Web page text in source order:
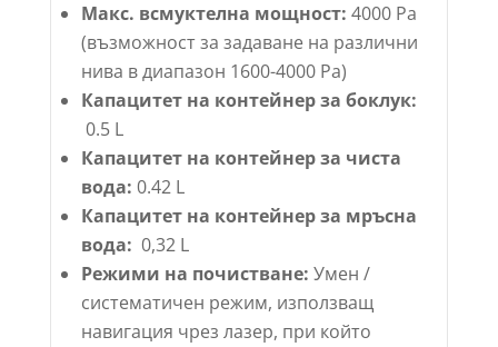
Макс. всмуктелна мощност: 4000 Pa
(възможност за задаване на различни
нива в диапазон 1600-4000 Pa)
Капацитет на контейнер за боклук:
0.5 L
Капацитет на контейнер за чиста
вода: 0.42 L
Капацитет на контейнер за мръсна
вода: 0,32 L
Режими на почистване: Умен /
систематичен режим, използващ
навигация чрез лазер, при който